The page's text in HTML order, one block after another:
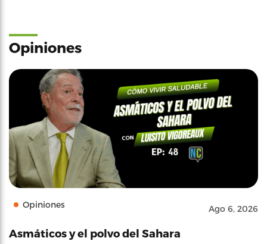
Opiniones
Opiniones Ago 6, 2026
Asmáticos y el polvo del Sahara